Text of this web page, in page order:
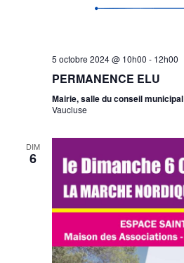
5 octobre 2024 @ 10h00 - 12h00
PERMANENCE ELU
Mairie, salle du conseil municipal
Vaucluse
DIM
6